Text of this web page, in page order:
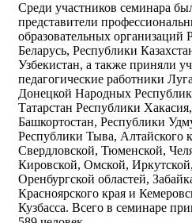
Среди участников семинара
представители
образовательных организаций
Беларусь, Республики
Узбекистан, а также приняли
педагогические работники
Донецкой Народных
Татарстан Республики
Башкортостан, Республики
Республики Тыва, Алтайского
Свердловской, Тюменской,
Кировской, Омской,
Оренбургской областей,
Красноярского края и
Кузбасса. Всего в семинаре